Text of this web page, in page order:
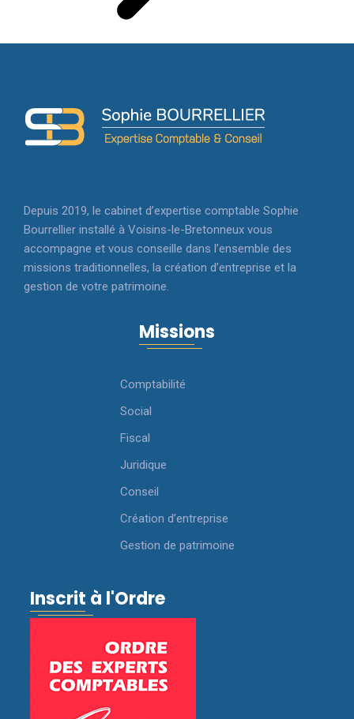
Depuis 2019, le cabinet d’expertise comptable Sophie
Bourrellier installé à Voisins-le-Bretonneux vous
accompagne et vous conseille dans l’ensemble des
missions traditionnelles, la création d’entreprise et la
gestion de votre patrimoine.
Missions
Comptabilité
Social
Fiscal
Juridique
Conseil
Création d’entreprise
Gestion de patrimoine
Inscrit à l'Ordre